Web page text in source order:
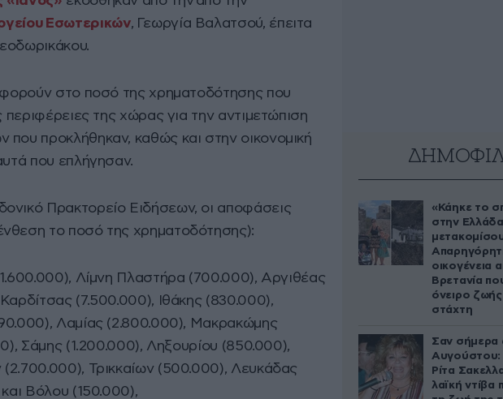
Εσωτερικών, Γεωργία Βαλατσού, έπειτα
στο ποσό της χρηματοδότησης που
περιφέρειες της χώρας για την αντιμετώπιση
που προκλήθηκαν, καθώς και στην οικονομική
που επλήγησαν.
Πρακτορείο Ειδήσεων, οι αποφάσεις
το ποσό της χρηματοδότησης):
Λίμνη Πλαστήρα (700.000), Αργιθέας
(7.500.000), Ιθάκης (830.000),
Λαμίας (2.800.000), Μακρακώμης
Σάμης (1.200.000), Ληξουρίου (850.000),
Τρικκαίων (500.000), Λευκάδας
Βόλου (150.000),
«Κάηκε το
στην Ελλάδα
οικογένεια
Βρετανία
όνειρο ζωής
στάχτη
Σαν σήμερα
Αυγούστου:
Ρίτα
λαϊκή ντίβα